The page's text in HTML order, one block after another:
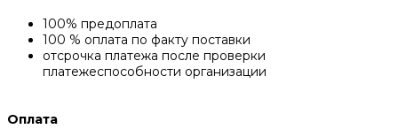
100% предоплата
100 % оплата по факту поставки
отсрочка платежа после проверки
платежеспособности организации
Оплата